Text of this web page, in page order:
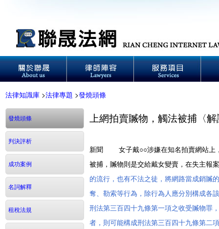
法律知識庫 >法律專題 >發燒頭條
發燒頭條
判決評析
成功案例
名詞解釋
租稅法規
上網拍賣贓物，觸法被捕〈
新聞 女子戴○○涉嫌在知名拍賣網站上，
被捕，贓物則是交給戴女變賣，在失主報
的流行，也有不法之徒，將網路當成銷贓
奪、勒索等行為，除行為人應分別構成各
刑法第三百四十九條第一項之收受贓物罪
者，則可能構成刑法第三百四十九條第二